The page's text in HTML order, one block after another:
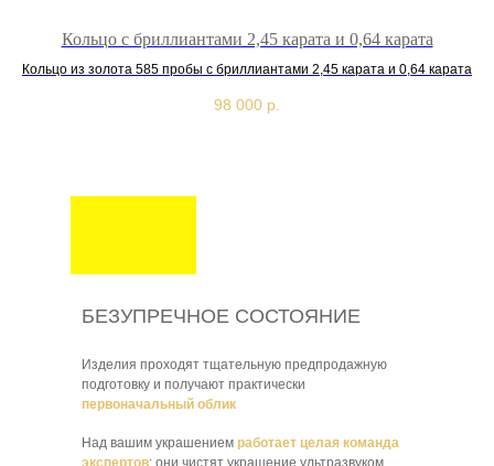
Кольцо с бриллиантами 2,45 карата и 0,64 карата
Кольцо из золота 585 пробы с бриллиантами 2,45 карата и 0,64 карата
98 000 р.
БЕЗУПРЕЧНОЕ СОСТОЯНИЕ
Изделия проходят тщательную предпродажную
подготовку и получают практически
первоначальный облик
Над вашим украшением работает целая команда
экспертов: они чистят украшение ультразвуком,